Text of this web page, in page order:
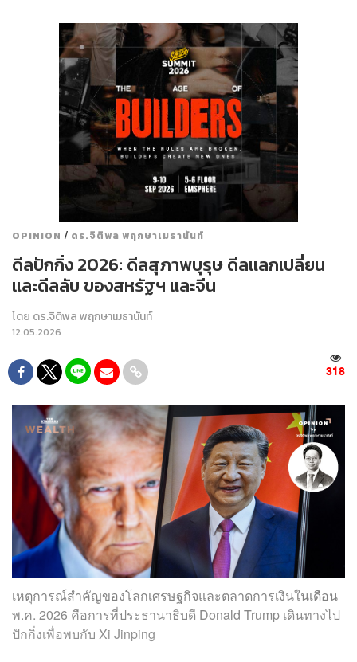
OPINION / ดร.จิติพล พฤกษาเมธานันท์
ดีลปักกิ่ง 2026: ดีลสุภาพบุรุษ ดีลแลกเปลี่ยน
และดีลลับ ของสหรัฐฯ และจีน
โดย ดร.จิติพล พฤกษาเมธานันท์
12.05.2026
318
เหตุการณ์สำคัญของโลกเศรษฐกิจและตลาดการเงินในเดือน
พ.ค. 2026 คือการที่ประธานาธิบดี Donald Trump เดินทางไป
ปักกิ่งเพื่อพบกับ Xi Jinping